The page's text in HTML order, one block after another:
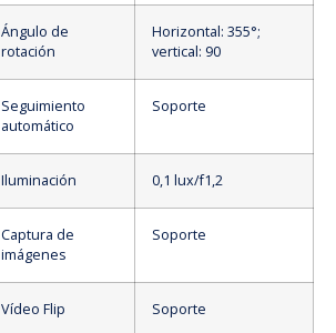
Ángulo de
rotación
Horizontal: 355°;
vertical: 90
Seguimiento
automático
Soporte
Iluminación 0,1 lux/f1,2
Captura de
imágenes
Soporte
Vídeo Flip Soporte